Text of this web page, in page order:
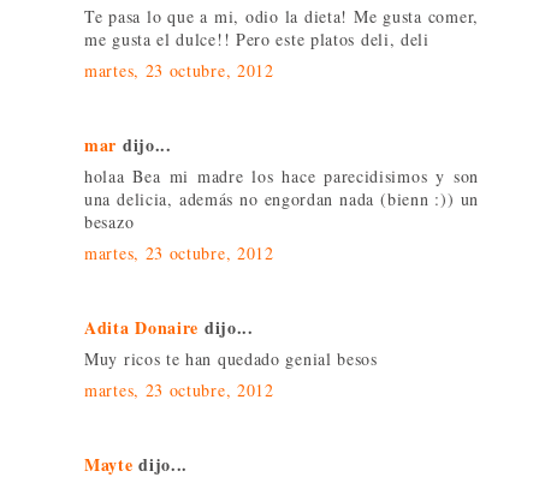
Te pasa lo que a mi, odio la dieta! Me gusta comer,
me gusta el dulce!! Pero este platos deli, deli
martes, 23 octubre, 2012
mar dijo...
holaa Bea mi madre los hace parecidisimos y son
una delicia, además no engordan nada (bienn :)) un
besazo
martes, 23 octubre, 2012
Adita Donaire dijo...
Muy ricos te han quedado genial besos
martes, 23 octubre, 2012
Mayte dijo...